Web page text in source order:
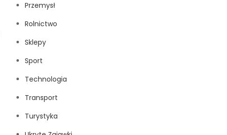
Przemysł
Rolnictwo
Sklepy
Sport
Technologia
Transport
Turystyka